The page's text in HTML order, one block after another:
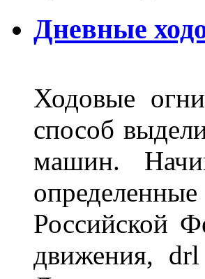
Дневные
Ходовые
способ
машин.
Российской
движения,